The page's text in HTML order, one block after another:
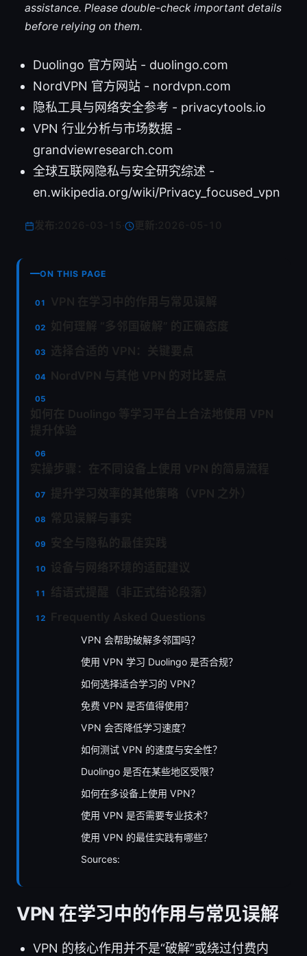
assistance. Please double-check important details
before relying on them.
Duolingo 官方网站 - duolingo.com
NordVPN 官方网站 - nordvpn.com
隐私工具与网络安全参考 - privacytools.io
VPN 行业分析与市场数据 -
grandviewresearch.com
全球互联网隐私与安全研究综述 -
en.wikipedia.org/wiki/Privacy_focused_vpn
更新:
ON THIS PAGE
VPN 会帮助破解多邻国吗？
使用 VPN 学习 Duolingo 是否合规？
如何选择适合学习的 VPN？
免费 VPN 是否值得使用？
VPN 会否降低学习速度？
如何测试 VPN 的速度与安全性？
Duolingo 是否在某些地区受限？
如何在多设备上使用 VPN？
使用 VPN 是否需要专业技术？
使用 VPN 的最佳实践有哪些？
Sources:
VPN 在学习中的作用与常见误解
VPN 的核心作用并不是“破解”或绕过付费内